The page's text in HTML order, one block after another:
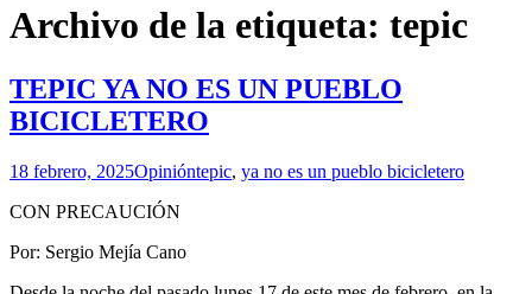
Archivo de la etiqueta: tepic
TEPIC YA NO ES UN PUEBLO
BICICLETERO
18 febrero, 2025Opinióntepic, ya no es un pueblo bicicletero
CON PRECAUCIÓN
Por: Sergio Mejía Cano